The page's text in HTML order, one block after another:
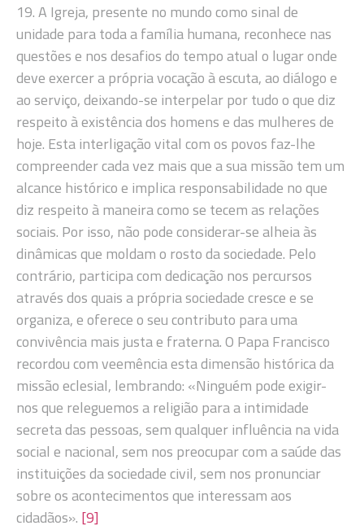
19. A Igreja, presente no mundo como sinal de
unidade para toda a família humana, reconhece nas
questões e nos desafios do tempo atual o lugar onde
deve exercer a própria vocação à escuta, ao diálogo e
ao serviço, deixando-se interpelar por tudo o que diz
respeito à existência dos homens e das mulheres de
hoje. Esta interligação vital com os povos faz-lhe
compreender cada vez mais que a sua missão tem um
alcance histórico e implica responsabilidade no que
diz respeito à maneira como se tecem as relações
sociais. Por isso, não pode considerar-se alheia às
dinâmicas que moldam o rosto da sociedade. Pelo
contrário, participa com dedicação nos percursos
através dos quais a própria sociedade cresce e se
organiza, e oferece o seu contributo para uma
convivência mais justa e fraterna. O Papa Francisco
recordou com veemência esta dimensão histórica da
missão eclesial, lembrando: «Ninguém pode exigir-
nos que releguemos a religião para a intimidade
secreta das pessoas, sem qualquer influência na vida
social e nacional, sem nos preocupar com a saúde das
instituições da sociedade civil, sem nos pronunciar
sobre os acontecimentos que interessam aos
cidadãos». [9]